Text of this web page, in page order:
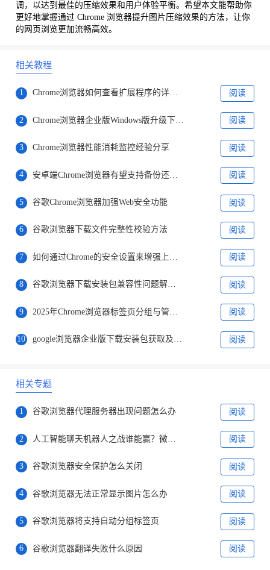
调，以达到最佳的压缩效果和用户体验平衡。希望本文能帮助你
更好地掌握通过 Chrome 浏览器提升图片压缩效果的方法，让你
的网页浏览更加流畅高效。
相关教程
1 Chrome浏览器如何查看扩展程序的详细信息 阅读
2 阅读
3 Chrome浏览器性能消耗监控经验分享 阅读
4 阅读
5 谷歌Chrome浏览器加强Web安全功能 阅读
6 谷歌浏览器下载文件完整性校验方法 阅读
7 阅读
8 谷歌浏览器下载安装包兼容性问题解决技巧 阅读
9 阅读
10 google浏览器企业版下载安装包获取及快速操作 阅读
相关专题
1 谷歌浏览器代理服务器出现问题怎么办 阅读
2 人工智能聊天机器人之战谁能赢？微软谷歌对决才刚刚开始 阅读
3 谷歌浏览器安全保护怎么关闭 阅读
4 谷歌浏览器无法正常显示图片怎么办 阅读
5 谷歌浏览器将支持自动分组标签页 阅读
6 谷歌浏览器翻译失败什么原因 阅读